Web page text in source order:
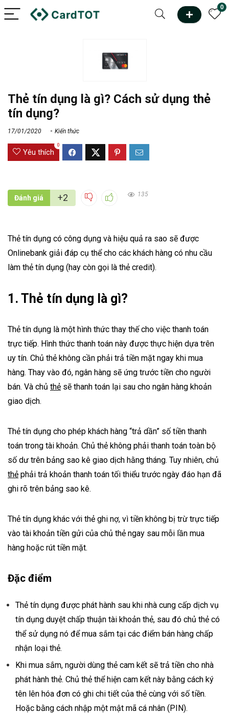
0
Thẻ tín dụng là gì? Cách sử dụng thẻ
tín dụng?
17/01/2020 Kiến thức
Yêu thích
0
Đánh giá +2 135
Thẻ tín dụng có công dụng và hiệu quả ra sao sẽ được
Onlinebank giải đáp cụ thể cho các khách hàng có nhu cầu
làm thẻ tín dụng (hay còn gọi là thẻ credit).
1. Thẻ tín dụng là gì?
Thẻ tín dụng là một hình thức thay thế cho việc thanh toán
trực tiếp. Hình thức thanh toán này được thực hiện dựa trên
uy tín. Chủ thẻ không cần phải trả tiền mặt ngay khi mua
hàng. Thay vào đó, ngân hàng sẽ ứng trước tiền cho người
bán. Và chủ thẻ sẽ thanh toán lại sau cho ngân hàng khoản
giao dịch.
Thẻ tín dụng cho phép khách hàng “trả dần” số tiền thanh
toán trong tài khoản. Chủ thẻ không phải thanh toán toàn bộ
số dư trên bảng sao kê giao dịch hằng tháng. Tuy nhiên, chủ
thẻ phải trả khoản thanh toán tối thiểu trước ngày đáo hạn đã
ghi rõ trên bảng sao kê.
Thẻ tín dụng khác với thẻ ghi nợ, vì tiền không bị trừ trực tiếp
vào tài khoản tiền gửi của chủ thẻ ngay sau mỗi lần mua
hàng hoặc rút tiền mặt.
Đặc điểm
Thẻ tín dụng được phát hành sau khi nhà cung cấp dịch vụ
tín dụng duyệt chấp thuận tài khoản thẻ, sau đó chủ thẻ có
thể sử dụng nó để mua sắm tại các điểm bán hàng chấp
nhận loại thẻ.
Khi mua sắm, người dùng thẻ cam kết sẽ trả tiền cho nhà
phát hành thẻ. Chủ thẻ thể hiện cam kết này bằng cách ký
tên lên hóa đơn có ghi chi tiết của thẻ cùng với số tiền.
Hoặc bằng cách nhập một mật mã cá nhân (PIN).